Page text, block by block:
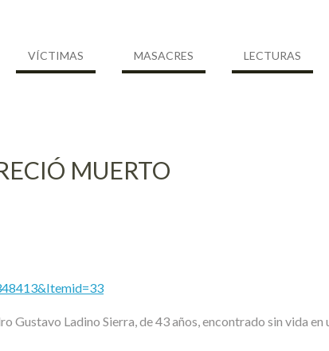
VÍCTIMAS MASACRES LECTURAS
MUERTO
Ladino Sierra, de 43 años, encontrado sin vida en